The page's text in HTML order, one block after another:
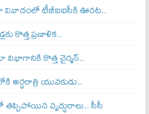
వివాదంలో టీజీఐఐసీకి ఊరట..
కొత్త ప్రణాళిక..
కొత్త చైర్మన్..
అర్ధరాత్రి యువకుడు..
వృద్ధురాలు.. సీసీ